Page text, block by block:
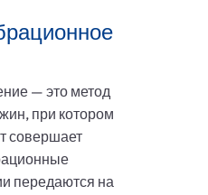
— это метод
при котором
совершает
передаются на